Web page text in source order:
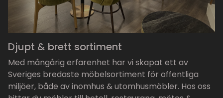
Djupt & brett sortiment
Med mångårig erfarenhet har vi skapat ett av
Sveriges bredaste möbelsortiment för offentliga
miljöer, både av inomhus & utomhusmöbler. Hos oss